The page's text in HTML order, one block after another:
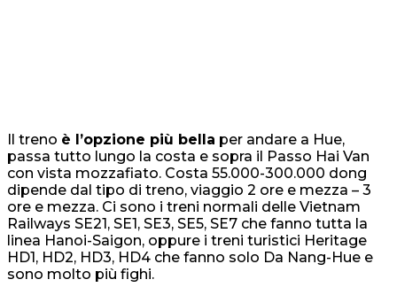
Il treno è l’opzione più bella per andare a Hue,
passa tutto lungo la costa e sopra il Passo Hai Van
con vista mozzafiato. Costa 55.000-300.000 dong
dipende dal tipo di treno, viaggio 2 ore e mezza – 3
ore e mezza. Ci sono i treni normali delle Vietnam
Railways SE21, SE1, SE3, SE5, SE7 che fanno tutta la
linea Hanoi-Saigon, oppure i treni turistici Heritage
HD1, HD2, HD3, HD4 che fanno solo Da Nang-Hue e
sono molto più fighi.